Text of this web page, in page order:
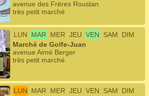
avenue des Frères Roustan
très petit marché
LUN MAR MER JEU VEN SAM
DIM
Marché de Golfe-Juan
avenue Aimé Berger
très petit marché
LUN MAR MER JEU VEN SAM
DIM